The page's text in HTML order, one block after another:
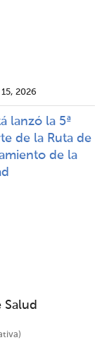
, 2026
lanzó la 5ª
de la Ruta de
de la